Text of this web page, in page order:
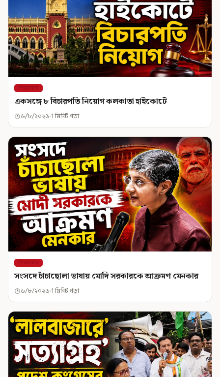
শিরোনাম
একসঙ্গে ৮ বিচারপতি নিয়োগ কলকাতা হাইকোর্টে
৬/৮/২০২৬ 1 মিনিট পড়া
শিরোনাম
সংসদে চাঁচাছোলা ভাষায় মোদি সরকারকে আক্রমণ মেনকার
৬/৮/২০২৬ 1 মিনিট পড়া